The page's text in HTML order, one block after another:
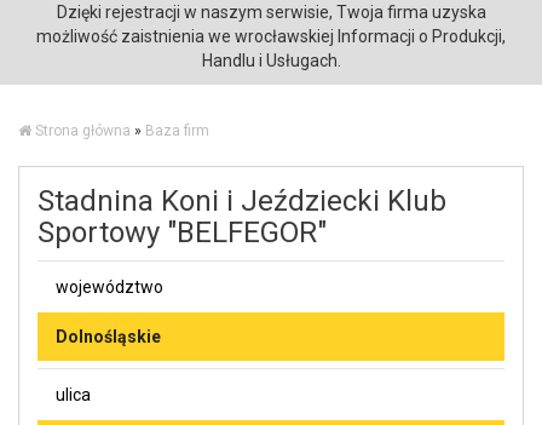
Dzięki rejestracji w naszym serwisie, Twoja firma uzyska
możliwość zaistnienia we wrocławskiej Informacji o Produkcji,
Handlu i Usługach.
Strona główna » Baza firm
Stadnina Koni i Jeździecki Klub
Sportowy "BELFEGOR"
województwo
Dolnośląskie
ulica